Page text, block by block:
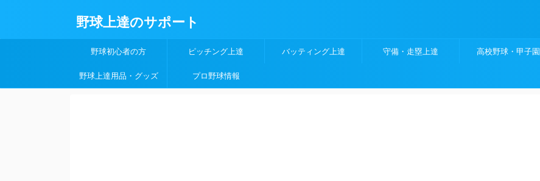
野球上達のサポート
野球初心者の方 ピッチング上達 バッティング上達 守備・走塁上達 高校野球・甲子園
野球上達用品・グッズ プロ野球情報